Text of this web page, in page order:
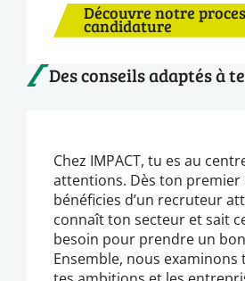
Découvre notre
candidature
Des conseils adaptés à
Chez IMPACT, tu es au
attentions. Dès ton premier
bénéficies d’un recruteur
connaît ton secteur et sait
besoin pour prendre un
Ensemble, nous examinons